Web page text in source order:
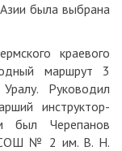
была выбрана
краевого
маршрут 3
Руководил
инструктор-
был Черепанов
СОШ № 2 им. В. Н.